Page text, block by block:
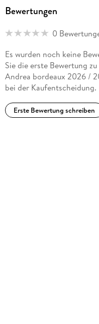
Bewertungen
0
Es wurden noch keine
Sie die erste Bewertung zu
Andrea bordeaux 2026 /
bei der Kaufentscheidung.
Erste Bewertung schreiben